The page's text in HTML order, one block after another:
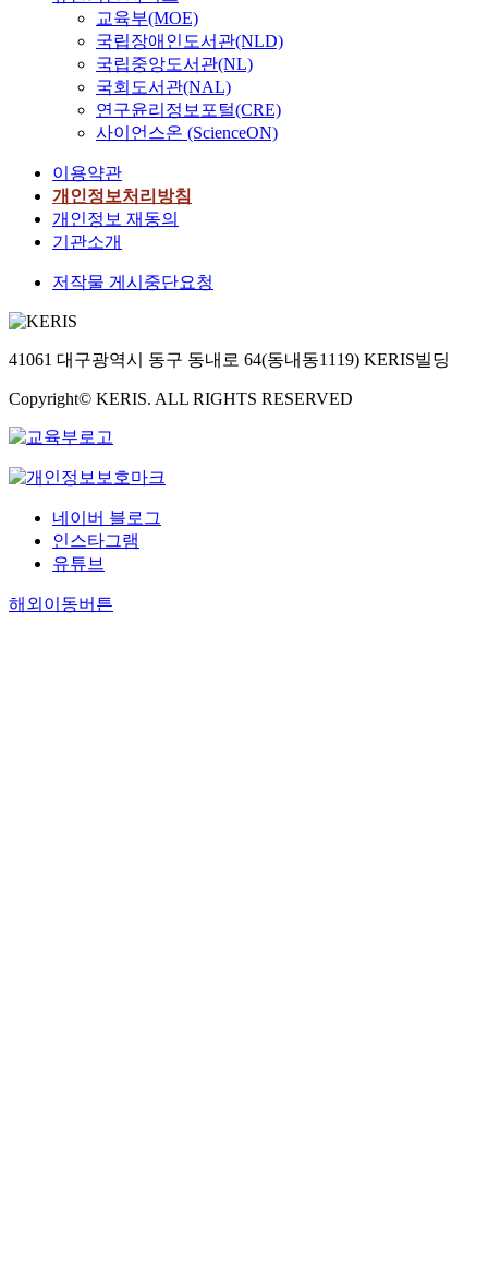
교육부(MOE)
국립장애인도서관(NLD)
국립중앙도서관(NL)
국회도서관(NAL)
연구윤리정보포털(CRE)
사이언스온 (ScienceON)
이용약관
개인정보처리방침
개인정보 재동의
기관소개
저작물 게시중단요청
41061 대구광역시 동구 동내로 64(동내동1119) KERIS빌딩
Copyright© KERIS. ALL RIGHTS RESERVED
네이버 블로그
인스타그램
유튜브
해외이동버튼